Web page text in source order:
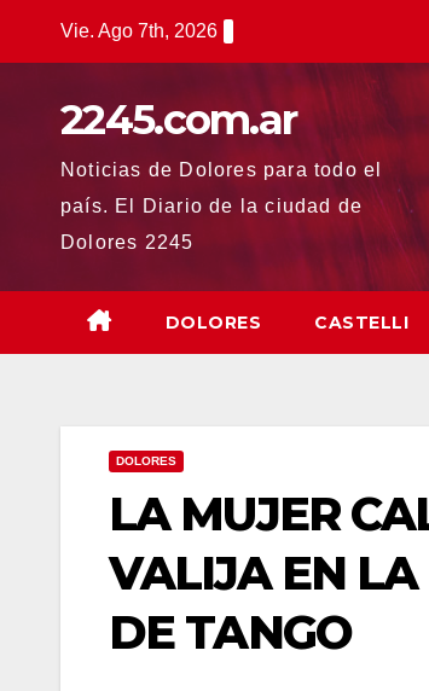
Vie. Ago 7th, 2026
2245.com.ar
Noticias de Dolores para todo el
país. El Diario de la ciudad de
Dolores 2245
DOLORES CASTELLI
DOLORES
LA MUJER
VALIJA EN LA
DE TANGO